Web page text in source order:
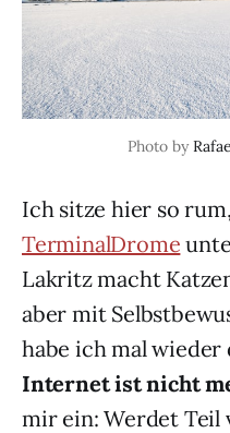
Photo by
Ich sitze hier so
TerminalDrome
Lakritz macht
aber mit
habe ich mal wieder
Internet ist nicht
mir ein: Werdet Teil